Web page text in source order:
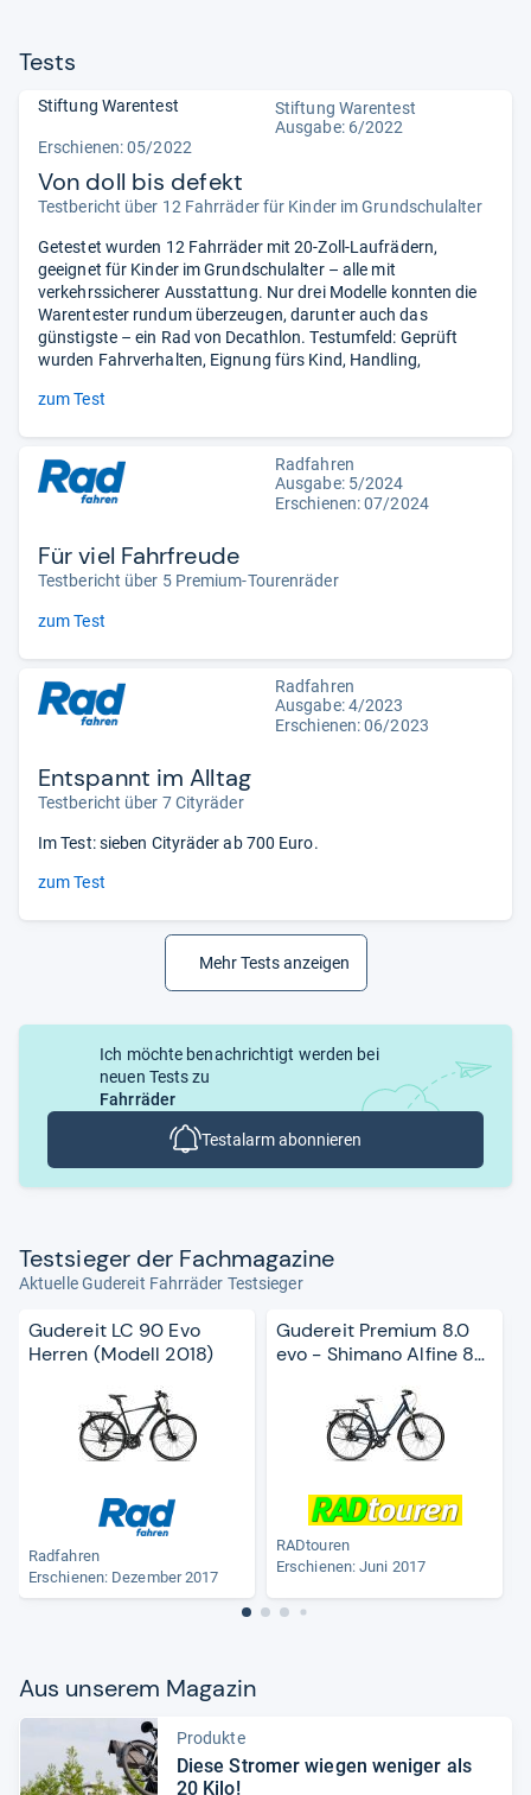
Tests
Stiftung Warentest
Stiftung Warentest
Ausgabe: 6/2022
Erschienen: 05/2022
Von doll bis defekt
Testbericht über 12 Fahrräder für Kinder im Grundschulalter
Getestet wurden 12 Fahrräder mit 20-Zoll-Laufrädern,
geeignet für Kinder im Grundschulalter – alle mit
verkehrssicherer Ausstattung. Nur drei Modelle konnten die
Warentester rundum überzeugen, darunter auch das
günstigste – ein Rad von Decathlon. Testumfeld: Geprüft
wurden Fahrverhalten, Eignung fürs Kind, Handling,
zum Test
Radfahren
Ausgabe: 5/2024
Erschienen: 07/2024
Für viel Fahrfreude
Testbericht über 5 Premium-Tourenräder
zum Test
Radfahren
Ausgabe: 4/2023
Erschienen: 06/2023
Entspannt im Alltag
Testbericht über 7 Cityräder
Im Test: sieben Cityräder ab 700 Euro.
zum Test
Mehr Tests anzeigen
Ich möchte benachrichtigt werden bei
neuen Tests zu
Fahrräder
Testalarm abonnieren
Test­sie­ger der Fach­ma­ga­zine
Aktuelle Gudereit Fahrräder Testsieger
Gudereit LC 90 Evo
Herren (Modell 2018)
Radfahren
Erschienen: Dezember 2017
Gudereit Premium 8.0
evo - Shimano Alfine 8-
RADtouren
Erschienen: Juni 2017
Aus unse­rem Maga­zin
Produkte
Diese Stro­mer wie­gen weni­ger als
20 Kilo!